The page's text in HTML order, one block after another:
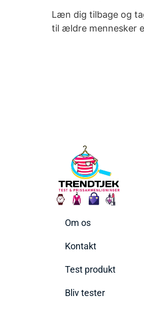
Læn dig tilbage og
til ældre mennesker
Om os
Kontakt
Test produkt
Bliv tester
2025